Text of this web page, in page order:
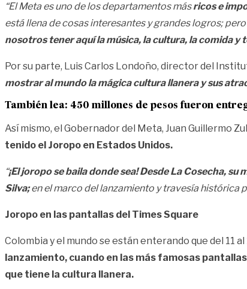
“El Meta es uno de los departamentos másricos e
está llena de cosas interesantes y grandes logros;
nosotros tener aquí la música, la cultura, la comida y
Por su parte, Luis Carlos Londoño, director del
mostrar al mundo la mágica cultura llanera y sus
También lea: 450 millones de pesos fueron
Así mismo, el Gobernador del Meta, Juan Guillermo
tenido el Joropo en Estados Unidos.
“¡El joropo se baila donde sea! Desde La Cosecha,
Silva;en el marco del lanzamiento y travesía histórica
Joropo en las pantallas del Times Square
Colombia y el mundo se están enterando que del 11
lanzamiento, cuando en las más famosas
que tiene la cultura llanera.